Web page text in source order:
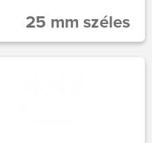
25 mm széles